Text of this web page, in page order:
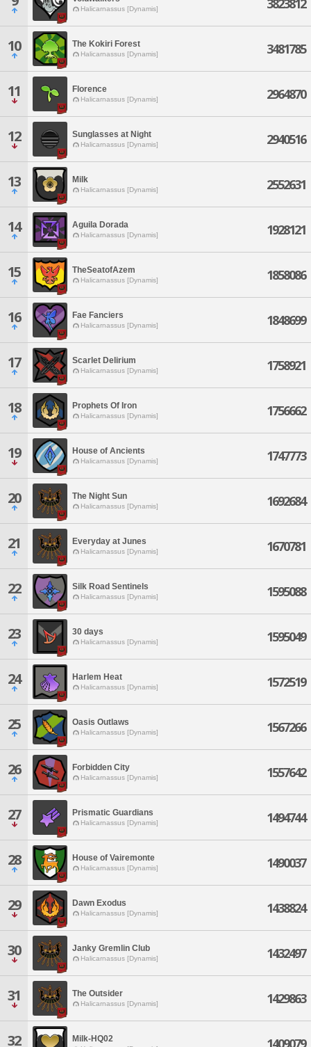
Halicarnassus [Dynamis] 3823812
10 The Kokiri Forest
Halicarnassus [Dynamis] 3481785
11 Florence
Halicarnassus [Dynamis] 2964870
12 Sunglasses at Night
Halicarnassus [Dynamis] 2940516
13 Milk
Halicarnassus [Dynamis] 2552631
14 Aguila Dorada
Halicarnassus [Dynamis] 1928121
15 TheSeatofAzem
Halicarnassus [Dynamis] 1858086
16 Fae Fanciers
Halicarnassus [Dynamis] 1848699
17 Scarlet Delirium
Halicarnassus [Dynamis] 1758921
18 Prophets Of Iron
Halicarnassus [Dynamis] 1756662
19 House of Ancients
Halicarnassus [Dynamis] 1747773
20 The Night Sun
Halicarnassus [Dynamis] 1692684
21 Everyday at Junes
Halicarnassus [Dynamis] 1670781
22 Silk Road Sentinels
Halicarnassus [Dynamis] 1595088
23 30 days
Halicarnassus [Dynamis] 1595049
24 Harlem Heat
Halicarnassus [Dynamis] 1572519
25 Oasis Outlaws
Halicarnassus [Dynamis] 1567266
26 Forbidden City
Halicarnassus [Dynamis] 1557642
27 Prismatic Guardians
Halicarnassus [Dynamis] 1494744
28 House of Vairemonte
Halicarnassus [Dynamis] 1490037
29 Dawn Exodus
Halicarnassus [Dynamis] 1438824
30 Janky Gremlin Club
Halicarnassus [Dynamis] 1432497
31 The Outsider
Halicarnassus [Dynamis] 1429863
32 Milk-HQ02 1409079